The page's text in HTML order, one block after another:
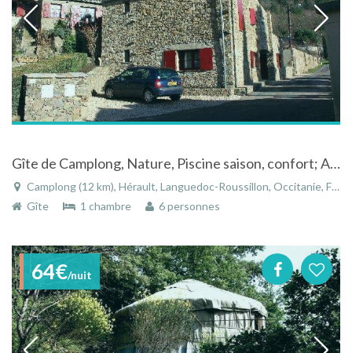
Gîte de Camplong, Nature, Piscine saison, confort; Accueil du Parc Rgal du Haut Languedoc
Camplong (12 km), Hérault, Languedoc-Roussillon, Occitanie, France
Gîte
1 chambre 6 personnes
64€/nuit